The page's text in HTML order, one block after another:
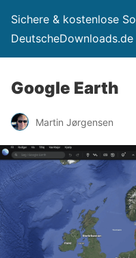
Sichere & kostenlose
DeutscheDownloads.de
Google Earth
Martin Jørgensen